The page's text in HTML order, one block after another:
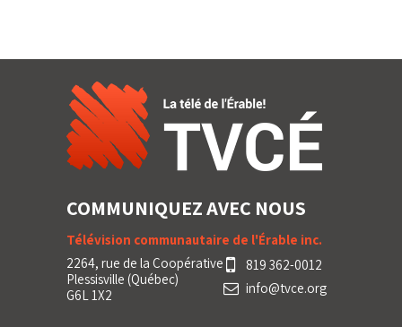
COMMUNIQUEZ AVEC NOUS
Télévision communautaire de l'Érable inc.
2264, rue de la Coopérative
Plessisville (Québec)
G6L 1X2
819 362-0012
info@tvce.org